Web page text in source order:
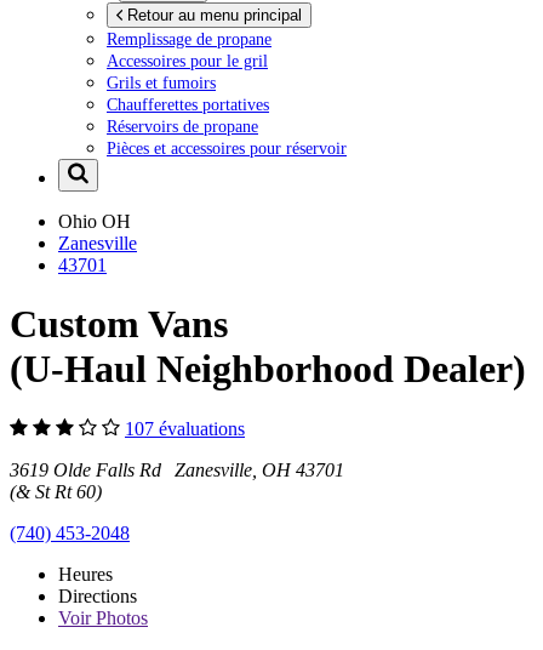
Retour au menu principal
Remplissage de propane
Accessoires pour le gril
Grils et fumoirs
Chaufferettes portatives
Réservoirs de propane
Pièces et accessoires pour réservoir
Ohio OH
Zanesville
43701
Custom Vans
(U-Haul Neighborhood Dealer)
107 évaluations
3619 Olde Falls Rd Zanesville, OH 43701
(& St Rt 60)
(740) 453-2048
Heures
Directions
VoirPhotos